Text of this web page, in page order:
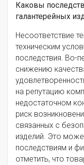
Каковы
галантерейных
Несоответствие
техническим
последствия. Во-
снижению
на репутацию
недостаточном
риск
связанных с
изделий. Это
последствиям и
отметить, что